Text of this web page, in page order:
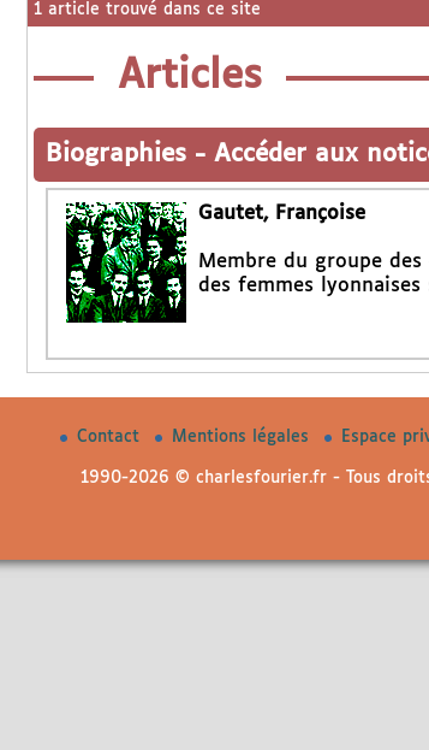
1 article trouvé dans ce site
Articles
Biographies - Accéder aux
Gautet, Françoise
Membre du groupe
des femmes
Contact Mentions légales Espace
1990-2026 © charlesfourier.fr - Tous